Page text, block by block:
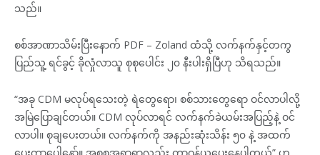
သည်။
စစ်အာဏာသိမ်းပြီးနောက် PDF – Zoland ထံသို့ လက်နက်နှင့်တကွ
ပြည်သူ့ ရင်ခွင့် ခိုလှုံလာသူ စုစုပေါင်း ၂၀ နီးပါးရှိပြီဟု သိရသည်။
“အခု CDM မလုပ်ရသေးတဲ့ ရဲတွေရော၊ စစ်သားတွေရော ဝင်လာပါလို့
အမြဲပြောချင်တယ်။ CDM လုပ်လာရင် လက်နက်ခဲယမ်းအပြည့်နဲ့ ဝင်
လာပါ။ စုချပေးတယ်။ လက်နက်ကို အနည်းဆုံးသိန်း ၅၀ နဲ့ အထက်